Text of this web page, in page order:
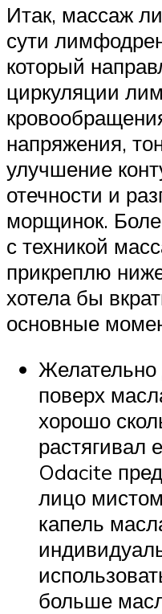
Итак, массаж
сути
который
циркуляции
напряжения,
улучшение
отечности и
морщинок.
с техникой
прикреплю
хотела бы
основные
Желательно
поверх
хорошо
растягивал
Odacite
лицо
капель
больше